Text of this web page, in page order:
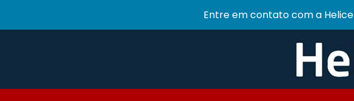
Entre em contato com a